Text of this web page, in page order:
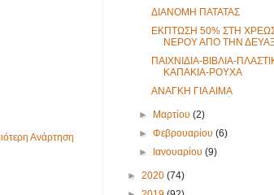
Ανάρτηση
ΔΙΑΝΟΜΗ ΠΑΤΑΤΑΣ
ΕΚΠΤΩΣΗ 50% ΣΤΗ
ΝΕΡΟΥ ΑΠΟ ΤΗΝ
ΠΑΙΧΝΙΔΙΑ-ΒΙΒΛΙΑ-
ΚΑΠΑΚΙΑ-ΡΟΥΧΑ
ΑΝΑΓΚΗ ΓΙΑ ΑΙΜΑ
► Μαρτίου(2)
►Φεβρουαρίου(6)
►
Ιανουαρίου(9)
► 2020 (74)